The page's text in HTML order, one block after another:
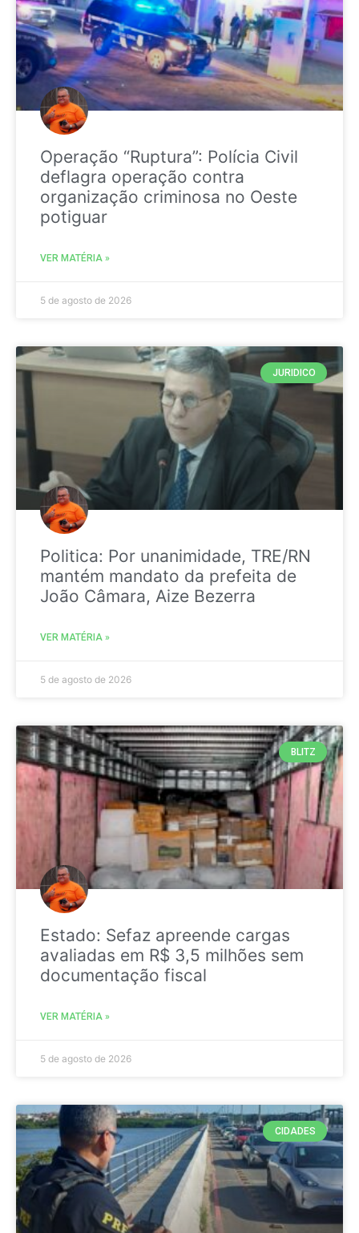
Operação “Ruptura”: Polícia Civil
deflagra operação contra
organização criminosa no Oeste
potiguar
VER MATÉRIA »
5 de agosto de 2026
JURIDICO
Politica: Por unanimidade, TRE/RN
mantém mandato da prefeita de
João Câmara, Aize Bezerra
VER MATÉRIA »
5 de agosto de 2026
BLITZ
Estado: Sefaz apreende cargas
avaliadas em R$ 3,5 milhões sem
documentação fiscal
VER MATÉRIA »
5 de agosto de 2026
CIDADES